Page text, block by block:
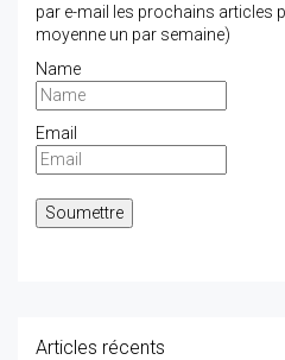
par e-mail les prochains articles
moyenne un par semaine)
Name
Email
Articles récents